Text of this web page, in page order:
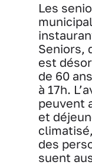
Les
Seniors,
est
de 60
à 17h.
peuvent
et
des
suent